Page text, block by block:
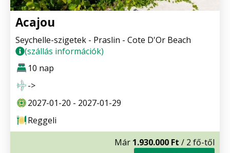
Acajou
Seychelle-szigetek - Praslin - Cote D'Or Beach
(szállás információk)
10 nap
->
2027-01-20 - 2027-01-29
Reggeli
Már 1.930.000 Ft / 2 fő-től